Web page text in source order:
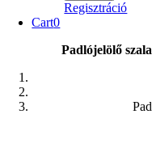
Regisztráció
Cart0
Padlójelölő